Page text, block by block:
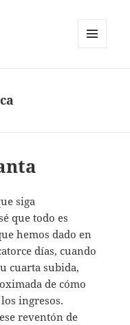
siga
que todo es
hemos dado en
días, cuando
cuarta subida,
de cómo
ingresos.
reventón de